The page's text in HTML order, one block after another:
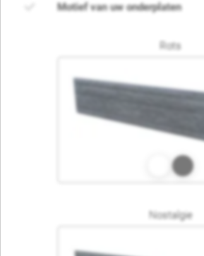
Motief van uw onderplaten
Rots
Nostalgie